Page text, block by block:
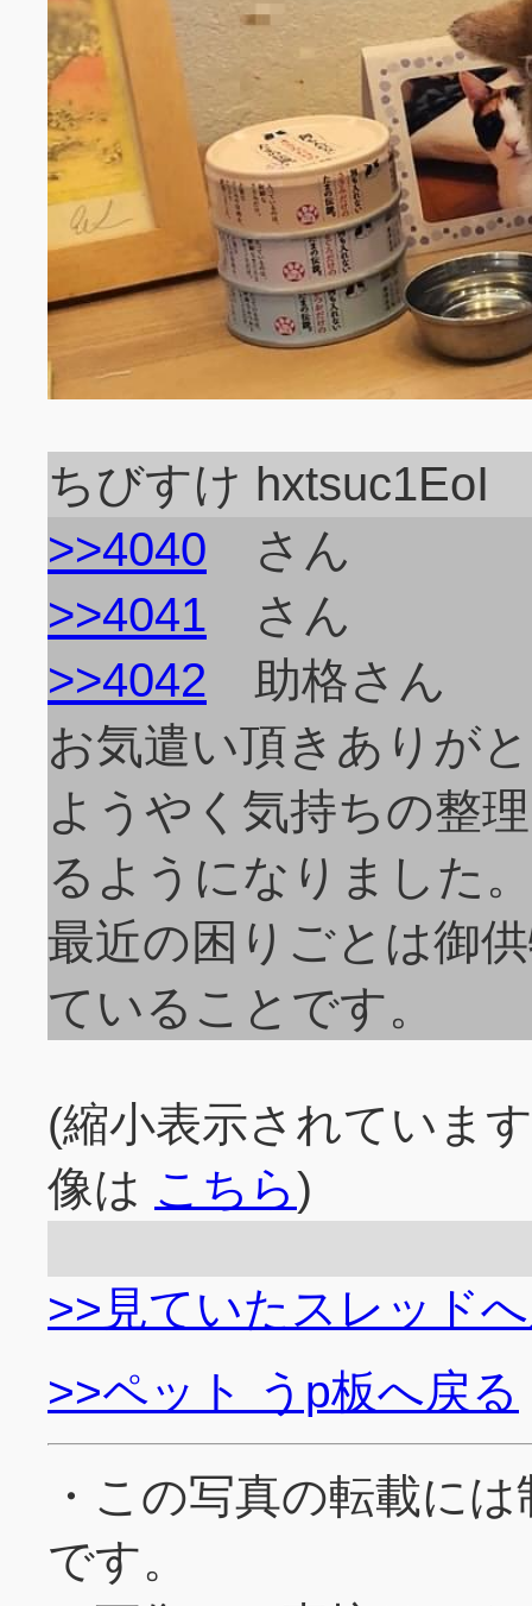
ちびすけ hxtsuc1EoI
>>4040 さん
>>4041 さん
>>4042 助格さん
お気遣い頂きありが
ようやく気持ちの整
るようになりました。
最近の困りごとは御
ていることです。
(縮小表示されていま
像は こちら)
>>見ていたスレッド
>>ペット うp板へ戻る
・この写真の転載に
です。